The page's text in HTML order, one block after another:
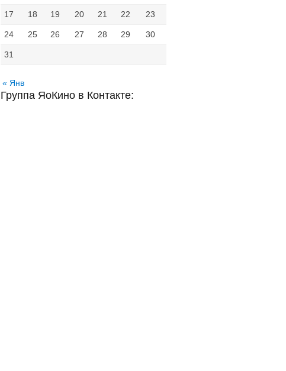
17 18 19 20 21 22 23
24 25 26 27 28 29 30
31
« Янв
Группа ЯоКино в Контакте: